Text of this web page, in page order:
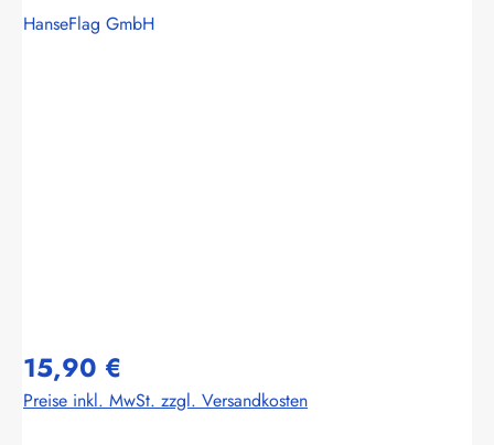
HanseFlag GmbH
15,90 €
Preise inkl. MwSt. zzgl. Versandkosten